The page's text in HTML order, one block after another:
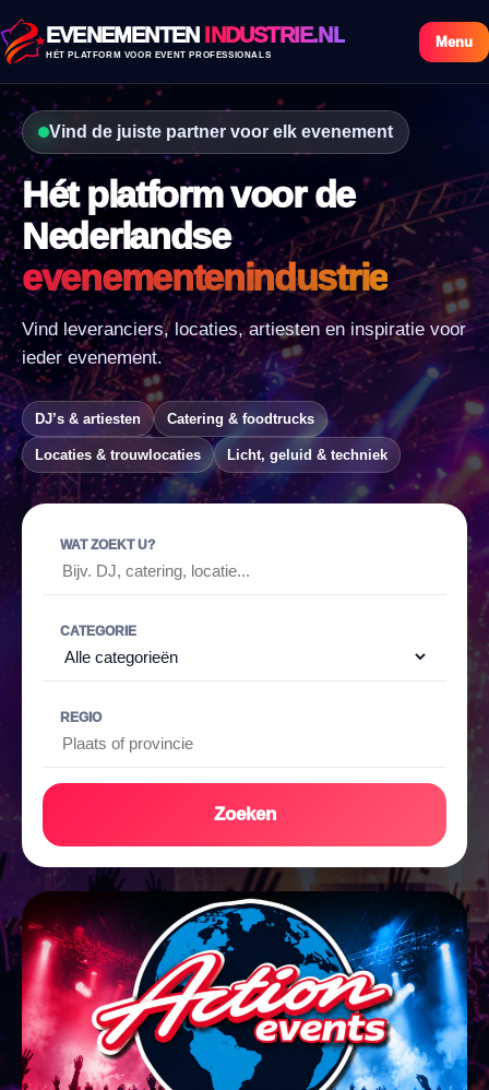
EVENEMENTEN INDUSTRIE.NL
HÉT PLATFORM VOOR EVENT PROFESSIONALS
Menu
Vind de juiste partner voor elk evenement
Hét platform voor de
Nederlandse
evenementenindustrie
Vind leveranciers, locaties, artiesten en inspiratie voor
ieder evenement.
DJ’s & artiesten Catering & foodtrucks
Locaties & trouwlocaties Licht, geluid & techniek
WAT ZOEKT U?
CATEGORIE
REGIO
Zoeken